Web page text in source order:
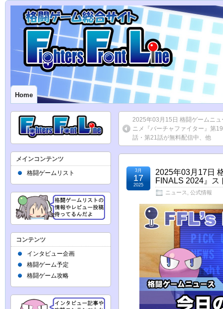
Home
2025年03月15日 格闘ゲームニ
ニメ『バーチャファイター』第
話・第21話が無料配信中、他
2025年03月17日
FINALS 2024』ス
ニュース 公式情報
3月
17
2025
メインコンテンツ
格闘ゲームリスト
コンテンツ
インタビュー企画
格闘ゲーム予定
格闘ゲーム攻略